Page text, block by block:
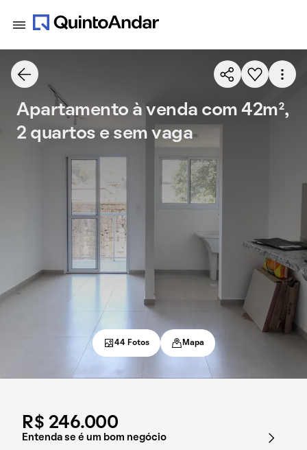
R$ 246.000
Entenda se é um bom negócio
Apartamento à venda com 42m²,
2 quartos e sem vaga
44 Fotos Mapa